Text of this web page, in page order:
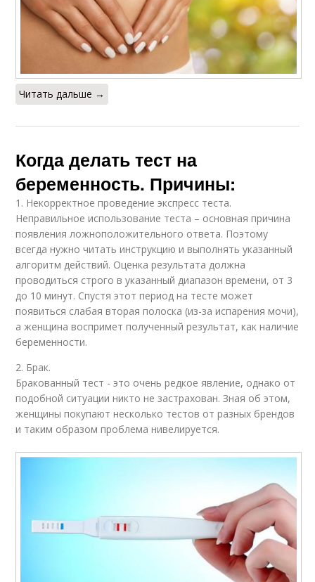
Читать дальше →
Когда делать тест на
беременность. Причины:
1. Некорректное проведение экспресс теста.
Неправильное использование теста – основная причина
появления ложноположительного ответа. Поэтому
всегда нужно читать инструкцию и выполнять указанный
алгоритм действий. Оценка результата должна
проводиться строго в указанный диапазон времени, от 3
до 10 минут. Спустя этот период на тесте может
появиться слабая вторая полоска (из-за испарения мочи),
а женщина воспримет полученный результат, как наличие
беременности.
2. Брак.
Бракованный тест - это очень редкое явление, однако от
подобной ситуации никто не застрахован. Зная об этом,
женщины покупают несколько тестов от разных брендов
и таким образом проблема нивелируется.